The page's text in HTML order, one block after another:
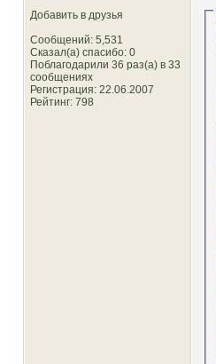
Добавить в друзья
Сообщений: 5,531
Сказал(а) спасибо: 0
Поблагодарили 36 раз(а) в 33
сообщениях
Регистрация: 22.06.2007
Рейтинг: 798